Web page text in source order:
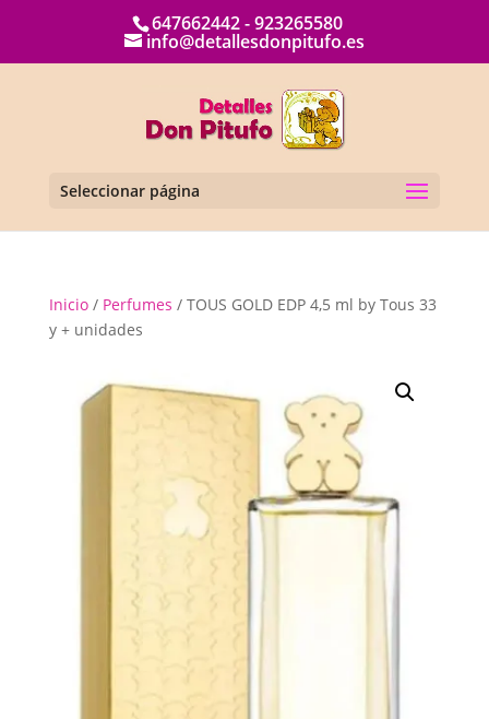
647662442 - 923265580
info@detallesdonpitufo.es
Seleccionar página
Inicio/ Perfumes / TOUS GOLD EDP 4,5 ml by Tous 33
y + unidades